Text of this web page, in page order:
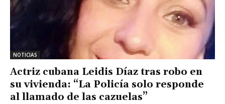
NOTICIAS
Actriz cubana Leidis Díaz tras robo en
su vivienda: “La Policía solo responde
al llamado de las cazuelas”